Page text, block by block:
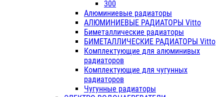
300
Алюминиевые радиаторы
АЛЮМИНИЕВЫЕ РАДИАТОРЫ Vitto
Биметаллические радиаторы
БИМЕТАЛЛИЧЕСКИЕ РАДИАТОРЫ Vitto
Комплектующие для алюминивых
радиаторов
Комплектующие для чугунных
радиаторов
Чугунные радиаторы